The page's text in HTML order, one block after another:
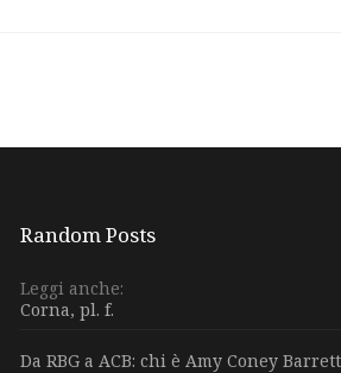
Random Posts
Leggi anche:
Corna, pl. f.
Da RBG a ACB: chi è Amy Coney Barrett